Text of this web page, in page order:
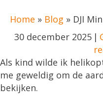
Home » Blog » DJI
30 december 2025 |
Als kind wilde ik
me geweldig om de
bekijken.